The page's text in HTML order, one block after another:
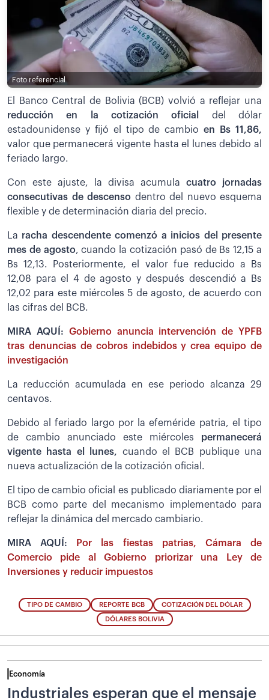
Foto referencial
El Banco Central de Bolivia (BCB) volvió a reflejar una
reducción en la cotización oficial
del dólar
estadounidense y fijó el tipo de cambio en Bs 11,86,
valor que permanecerá vigente hasta el lunes debido al
feriado largo.
Con este ajuste, la divisa acumula cuatro jornadas
consecutivas de descenso dentro del nuevo esquema
flexible y de determinación diaria del precio.
La racha descendente comenzó a inicios del presente
mes de agosto, cuando la cotización pasó de Bs 12,15 a
Bs 12,13. Posteriormente, el valor fue reducido a Bs
12,08 para el 4 de agosto y después descendió a Bs
12,02 para este miércoles 5 de agosto, de acuerdo con
las cifras del BCB.
MIRA AQUÍ: Gobierno anuncia intervención de YPFB
tras denuncias de cobros indebidos y crea equipo de
investigación
La reducción acumulada en ese periodo alcanza 29
centavos.
Debido al feriado largo por la efeméride patria, el tipo
de cambio anunciado este miércoles permanecerá
vigente hasta el lunes, cuando el BCB publique una
nueva actualización de la cotización oficial.
El tipo de cambio oficial es publicado diariamente por el
BCB como parte del mecanismo implementado para
reflejar la dinámica del mercado cambiario.
MIRA AQUÍ:
Por las fiestas patrias, Cámara de
Comercio pide al Gobierno priorizar una Ley de
Inversiones y reducir impuestos
TIPO DE CAMBIO REPORTE BCB COTIZACIÓN DEL DÓLAR
DÓLARES BOLIVIA
Economía
Industriales esperan que el mensaje